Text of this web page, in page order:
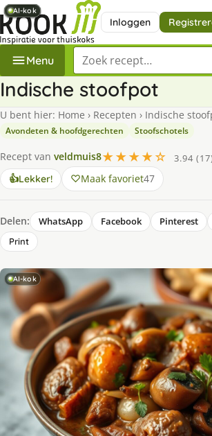
Inloggen
Menu Zoek een recept
Indische stoofpot
U bent hier: Home › Recepten › Indische
Avondeten & hoofdgerechten Stoofschotels
Recept van veldmuis8★★★★☆
3.94
👍Lekker! Maak favoriet47
Delen: WhatsApp Facebook Pinterest
Print
AI-kok
AI-kok
AI-kok
AI-kok
AI-kok
AI-kok
AI-kok
AI-kok